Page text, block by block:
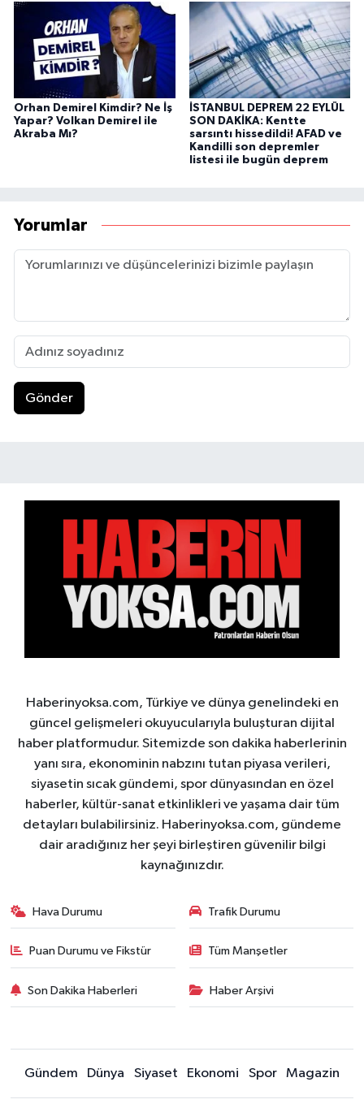
Orhan Demirel Kimdir? Ne İş
Yapar? Volkan Demirel ile
Akraba Mı?
İSTANBUL DEPREM 22 EYLÜL
SON DAKİKA: Kentte
sarsıntı hissedildi! AFAD ve
Kandilli son depremler
listesi ile bugün deprem
Yorumlar
Gönder
Haberinyoksa.com, Türkiye ve dünya genelindeki en
güncel gelişmeleri okuyucularıyla buluşturan dijital
haber platformudur. Sitemizde son dakika haberlerinin
yanı sıra, ekonominin nabzını tutan piyasa verileri,
siyasetin sıcak gündemi, spor dünyasından en özel
haberler, kültür-sanat etkinlikleri ve yaşama dair tüm
detayları bulabilirsiniz. Haberinyoksa.com, gündeme
dair aradığınız her şeyi birleştiren güvenilir bilgi
kaynağınızdır.
Hava Durumu Trafik Durumu
Puan Durumu ve Fikstür Tüm Manşetler
Son Dakika Haberleri Haber Arşivi
Gündem Dünya Siyaset Ekonomi Spor Magazin